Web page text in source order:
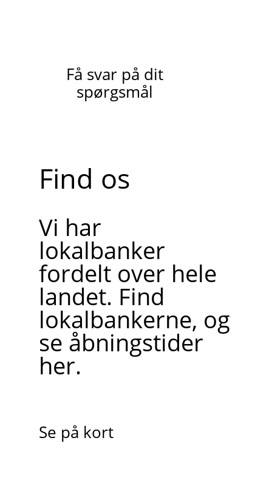
Få svar på dit
spørgsmål
Find os
Vi har
lokalbanker
fordelt over hele
landet. Find
lokalbankerne, og
se åbningstider
her.
Se på kort